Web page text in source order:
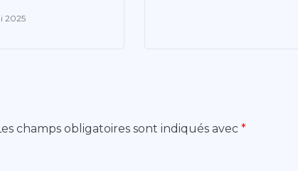
2025
champs obligatoires sont indiqués avec *